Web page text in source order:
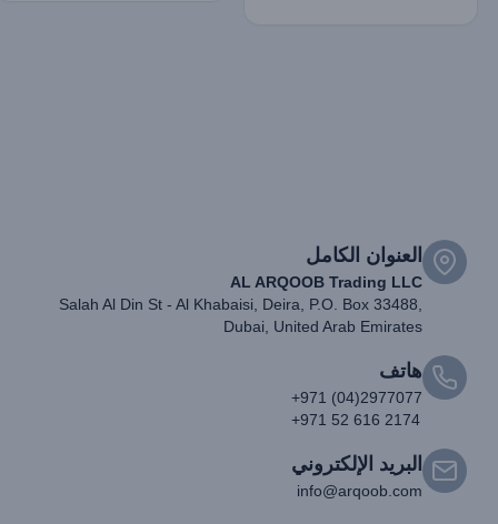
العنوان الكامل
AL ARQOOB Trading LLC
Salah Al Din St - Al Khabaisi, Deira, P.O. Box 33488,
Dubai, United Arab Emirates
هاتف
+971 (04)2977077
+971 52 616 2174
البريد الإلكتروني
info@arqoob.com